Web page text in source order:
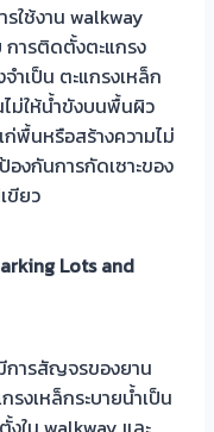
ใช้งาน walkway
การติดตั้งตะแกรง
ำเป็น ตะแกรงเหล็ก
ม่ให้น้ำขังบนพื้นผิว
ก่พื้นหรือสร้างความไม่
งกันการกัดเซาะของ
ขียว
Lots and
ารสัญจรของยาน
รงเหล็กระบายน้ำเป็น